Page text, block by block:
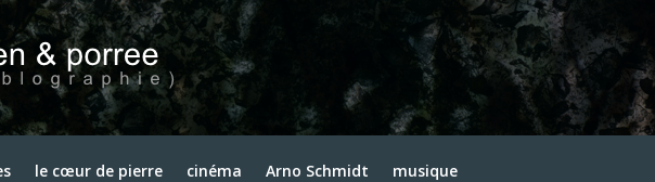
le cœur de pierre cinéma Arno Schmidt
musique
Archives